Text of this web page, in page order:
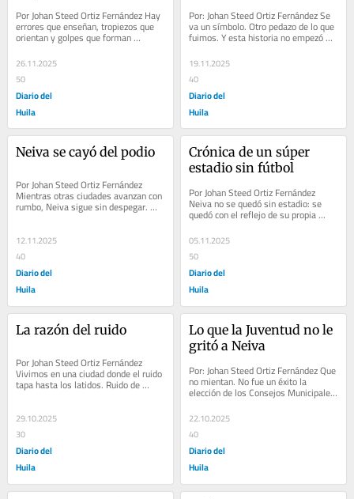
Por Johan Steed Ortiz Fernández Hay
errores que enseñan, tropiezos que
orientan y golpes que forman
carácter. Así lo escribí la semana
pasada....
26.11.2025
50
Diario del
Huila
Por: Johan Steed Ortiz Fernández Se
va un símbolo. Otro pedazo de lo que
fuimos. Y esta historia no empezó
hoy. El Atlético Huila dejará de...
19.11.2025
40
Diario del
Huila
Neiva se cayó del podio
Por Johan Steed Ortiz Fernández
Mientras otras ciudades avanzan con
rumbo, Neiva sigue sin despegar.
Hace unos años, Montería, Manizales
12.11.2025
40
Diario del
Huila
Crónica de un súper
estadio sin fútbol
Por Johan Steed Ortiz Fernández
Neiva no se quedó sin estadio: se
quedó con el reflejo de su propia
improvisación. El Guillermo Plazas
Alcid es...
05.11.2025
50
Diario del
Huila
La razón del ruido
Por Johan Steed Ortiz Fernández
Vivimos en una ciudad donde el ruido
tapa hasta los latidos. Ruido de
promesas, de insultos, de
29.10.2025
30
Diario del
Huila
Lo que la Juventud no le
gritó a Neiva
Por: Johan Steed Ortiz Fernández Que
no mientan. No fue un éxito la
elección de los Consejos Municipales
de Juventudes (CMJ). El 84 % de la...
22.10.2025
40
Diario del
Huila